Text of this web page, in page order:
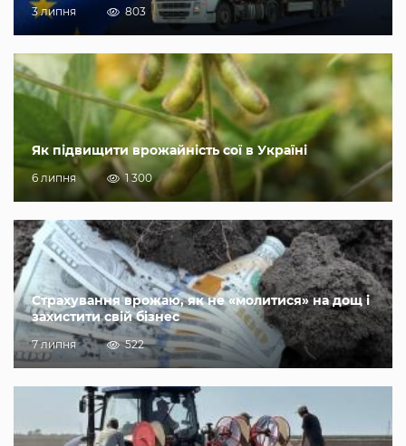
3 липня 803
Як підвищити врожайність сої в Україні
6 липня 1 300
Страхування врожаю, як не «молитися» на дощ і
захистити свій бізнес
7 липня 522